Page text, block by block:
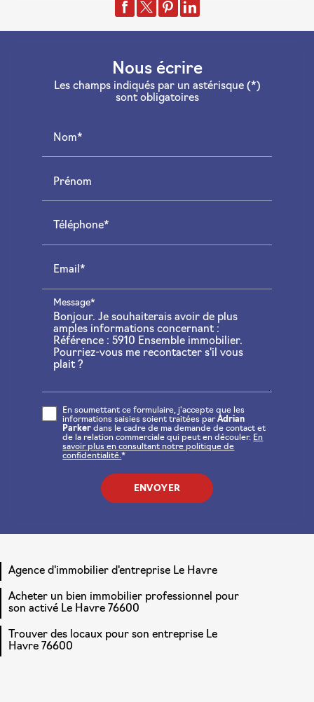
Nous écrire
Les champs indiqués par un astérisque (*)
sont obligatoires
Nom*
Prénom
Téléphone*
Email*
Message*
En soumettant ce formulaire, j'accepte que les
informations saisies soient traitées parAdrian
Parker dans le cadre de ma demande de contact et
de la relation commerciale qui peut en découler. En
savoir plus en consultant notre politique de
confidentialité.*
Agence d'immobilier d'entreprise Le Havre
Acheter un bien immobilier professionnel pour
son activé Le Havre 76600
Trouver des locaux pour son entreprise Le
Havre 76600